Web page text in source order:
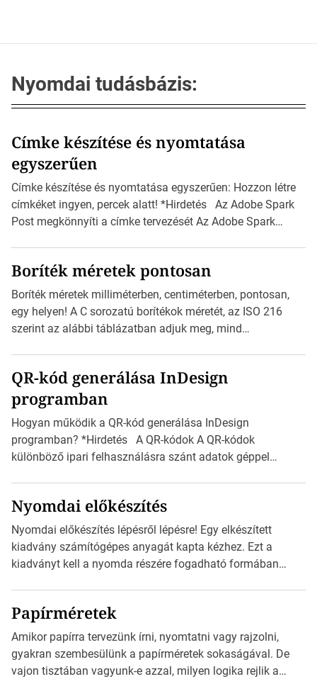
Nyomdai tudásbázis:
Címke készítése és nyomtatása
egyszerűen
Címke készítése és nyomtatása egyszerűen: Hozzon létre
címkéket ingyen, percek alatt! *Hirdetés Az Adobe Spark
Post megkönnyíti a címke tervezését Az Adobe Spark
igazán foroghatnak a kreatív fogaskerekek, miközben
zajlik a saját címke készítése. Hogyan készítsünk címkét?
Válasszon méretet és alakot: Válassza ki a kívánt címke
méretét. Akár néhány […]
Boríték méretek pontosan
Boríték méretek milliméterben, centiméterben, pontosan,
egy helyen! A C sorozatú borítékok méretét, az ISO 216
szerint az alábbi táblázatban adjuk meg, mind
mutatja az A4-es papírlaphoz viszonyítva. Az amerikai és
észak-amerikai boríték méretére az ISO 216 nem
vonatkozik. Boríték méretének táblázata C0-tól […]
QR-kód generálása InDesign
programban
Hogyan működik a QR-kód generálása InDesign
programban? *Hirdetés A QR-kódok A QR-kódok
különböző ipari felhasználásra szánt adatok géppel
okostelefonjára telepíthet egy QR-kód-leolvasó
alkalmazást, ami leolvasni és dekódolni képes az URL-
információt és átirányítja a telefon böngészőjét a cég
weblapjára. A QR-kód beolvasása után a felhasználó
Nyomdai előkészítés
Nyomdai előkészítés lépésről lépésre! Egy elkészített
kiadvány számítógépes anyagát kapta kézhez. Ezt a
kiadványt kell a nyomda részére fogadható formában
Illustratorban készült vektorgrafika. *Hirdetés Minden
esetben konzultáljunk a nyomdával, mielőtt elkezdjük a
nyomdai előkészítést!Nehogy az elkészült munka után
derüljön ki, hogy valamit másképp kellett volna csinálni! […]
Papírméretek
Amikor papírra tervezünk írni, nyomtatni vagy rajzolni,
gyakran szembesülünk a papírméretek sokaságával. De
vajon tisztában vagyunk-e azzal, milyen logika rejlik a